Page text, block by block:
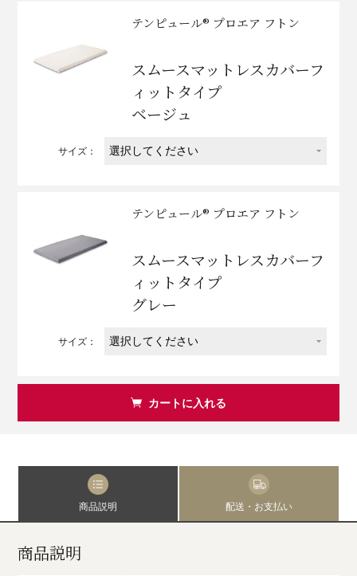
テンピュール® プロエア フトン
スムースマットレスカバーフ
ィットタイプ
ベージュ
サイズ：
テンピュール® プロエア フトン
スムースマットレスカバーフ
ィットタイプ
グレー
サイズ：
カートに入れる
商品説明 配送・お支払い
商品説明